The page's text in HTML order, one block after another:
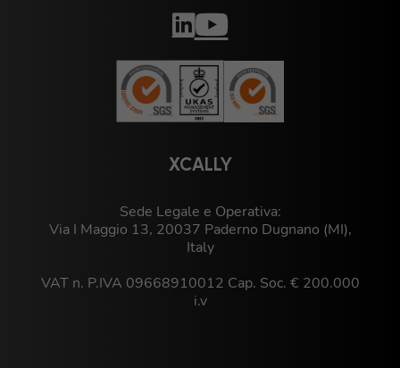
XCALLY
Sede Legale e Operativa:
Via I Maggio 13, 20037 Paderno Dugnano (MI),
Italy
VAT n. P.IVA 09668910012 Cap. Soc. € 200.000
i.v